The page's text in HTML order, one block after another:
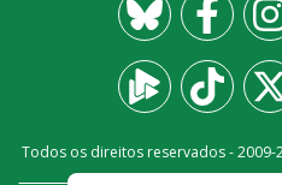
Todos os direitos reservados - 2009-